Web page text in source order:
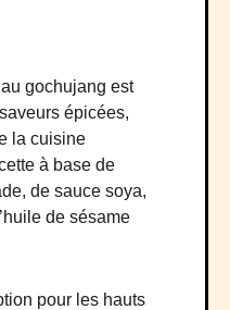
gochujang est
épicées,
la cuisine
à base de
de sauce soya,
de sésame
pour les hauts